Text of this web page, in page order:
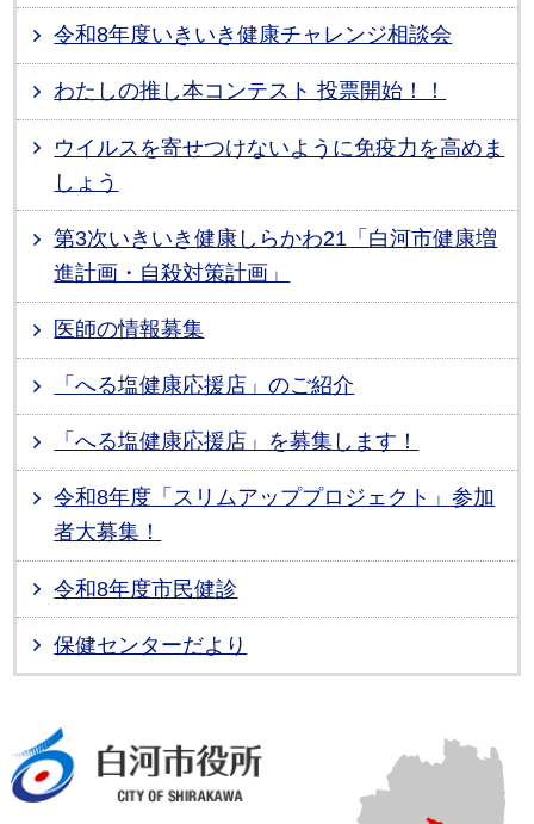
令和8年度いきいき健康チャレンジ相談会
わたしの推し本コンテスト 投票開始！！
ウイルスを寄せつけないように免疫力を高めま
しょう
第3次いきいき健康しらかわ21「白河市健康増
進計画・自殺対策計画」
医師の情報募集
「へる塩健康応援店」のご紹介
「へる塩健康応援店」を募集します！
令和8年度「スリムアッププロジェクト」参加
者大募集！
令和8年度市民健診
保健センターだより